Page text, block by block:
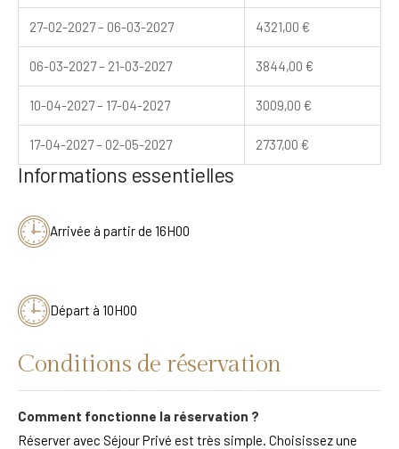
27-02-2027 – 06-03-2027 4321,00 €
06-03-2027 – 21-03-2027 3844,00 €
10-04-2027 – 17-04-2027 3009,00 €
17-04-2027 – 02-05-2027 2737,00 €
Informations essentielles
Arrivée à partir de 16H00
Départ à 10H00
Conditions de réservation
Comment fonctionne la réservation ?
Réserver avec Séjour Privé est très simple. Choisissez une